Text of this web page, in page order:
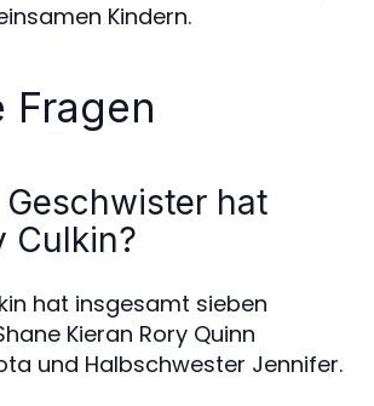
Kindern.
Fragen
hat
Culkin?
hat insgesamt sieben
Kieran Rory Quinn
und Halbschwester Jennifer.